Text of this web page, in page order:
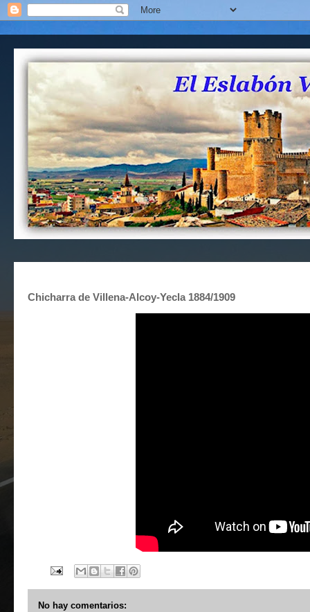
Chicharra de Villena-Alcoy-Yecla 1884/1909
No hay comentarios: